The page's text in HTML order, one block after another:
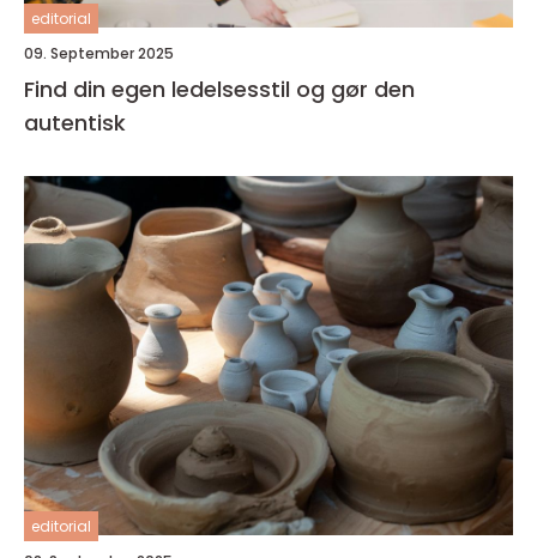
editorial
09. September 2025
Find din egen ledelsesstil og gør den
autentisk
editorial